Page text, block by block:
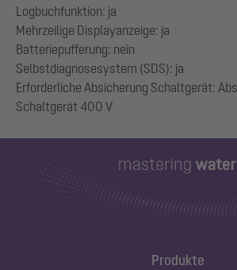
Logbuchfunktion: ja
Mehrzeilige Displayanzeige: ja
Batteriepufferung: nein
Selbstdiagnosesystem (SDS): ja
Erforderliche Absicherung Schaltgerät:
Produkte